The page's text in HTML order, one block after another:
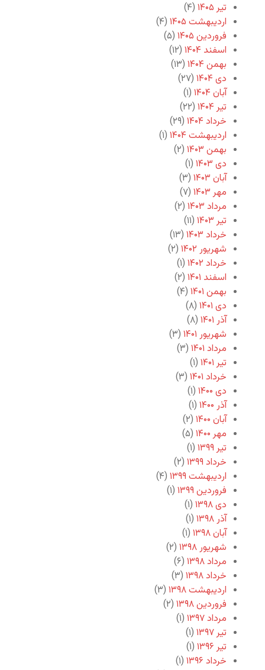
تیر ۱۴۰۵
(۴)
اردیبهشت ۱۴۰۵
(۴)
فروردین ۱۴۰۵
(۵)
اسفند ۱۴۰۴
(۱۲)
بهمن ۱۴۰۴
(۱۳)
دی ۱۴۰۴
(۲۷)
آبان ۱۴۰۴
(۱)
تیر ۱۴۰۴
(۲۲)
خرداد ۱۴۰۴
(۲۹)
اردیبهشت ۱۴۰۴
(۱)
بهمن ۱۴۰۳
(۲)
دی ۱۴۰۳
(۱)
آبان ۱۴۰۳
(۳)
مهر ۱۴۰۳
(۷)
مرداد ۱۴۰۳
(۲)
تیر ۱۴۰۳
(۱۱)
خرداد ۱۴۰۳
(۱۳)
شهریور ۱۴۰۲
(۲)
خرداد ۱۴۰۲
(۱)
اسفند ۱۴۰۱
(۲)
بهمن ۱۴۰۱
(۴)
دی ۱۴۰۱
(۸)
آذر ۱۴۰۱
(۸)
شهریور ۱۴۰۱
(۳)
مرداد ۱۴۰۱
(۳)
تیر ۱۴۰۱
(۱)
خرداد ۱۴۰۱
(۳)
دی ۱۴۰۰
(۱)
آذر ۱۴۰۰
(۱)
آبان ۱۴۰۰
(۲)
مهر ۱۴۰۰
(۵)
تیر ۱۳۹۹
(۱)
خرداد ۱۳۹۹
(۲)
اردیبهشت ۱۳۹۹
(۴)
فروردین ۱۳۹۹
(۱)
دی ۱۳۹۸
(۱)
آذر ۱۳۹۸
(۱)
آبان ۱۳۹۸
(۱)
شهریور ۱۳۹۸
(۲)
مرداد ۱۳۹۸
(۶)
خرداد ۱۳۹۸
(۳)
اردیبهشت ۱۳۹۸
(۳)
فروردین ۱۳۹۸
(۲)
مرداد ۱۳۹۷
(۱)
تیر ۱۳۹۷
(۱)
تیر ۱۳۹۶
(۱)
خرداد ۱۳۹۶
(۱)